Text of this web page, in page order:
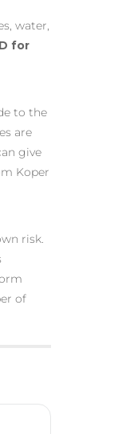
water,
for
to the
are
give
Koper
risk.
of